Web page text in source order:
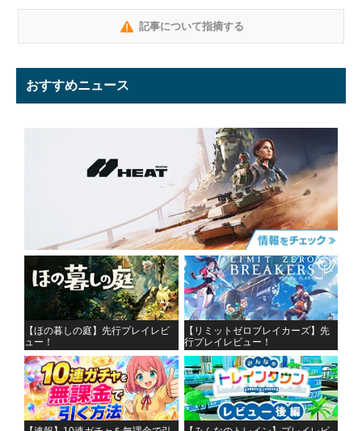
記事について指摘する
おすすめニュース
【ほの暮しの庭】先行プレイレビ
ュー！
【リミットゼロブレイカーズ】先
行プレイレビュー！